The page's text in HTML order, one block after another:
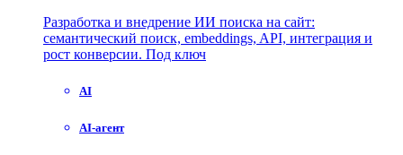
Разработка и внедрение ИИ поиска на сайт:
семантический поиск, embeddings, API, интеграция и
рост конверсии. Под ключ
AI
AI-агент